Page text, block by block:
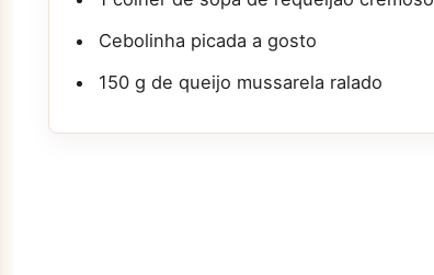
Cebolinha picada a gosto
150 g de queijo mussarela ralado